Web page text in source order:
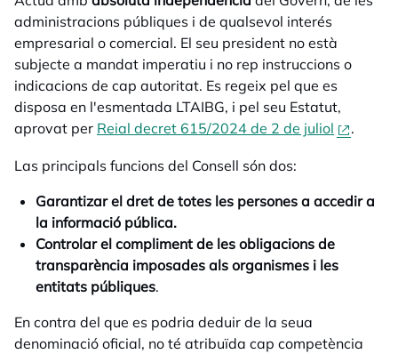
administracions públiques i de qualsevol interés
empresarial o comercial. El seu president no està
subjecte a mandat imperatiu i no rep instruccions o
indicacions de cap autoritat. Es regeix pel que es
disposa en l'esmentada LTAIBG, i pel seu Estatut,
aprovat per Reial decret 615/2024 de 2 de juliol opens
.
Las principals funcions del Consell són dos:
Garantizar el dret de totes les persones a accedir a
la informació pública.
Controlar el compliment de les obligacions de
transparència imposades als organismes i les
entitats públiques.
En contra del que es podria deduir de la seua
denominació oficial, no té atribuïda cap competència